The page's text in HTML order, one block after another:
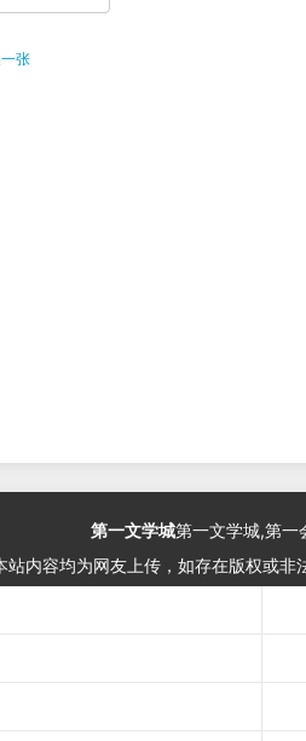
张
第一文学城第一文学城,第一
站内容均为网友上传，如存在版权或非